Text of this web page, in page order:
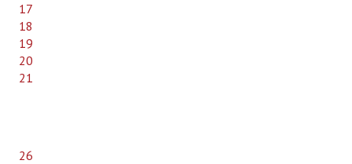
17
18
19
20
21
26